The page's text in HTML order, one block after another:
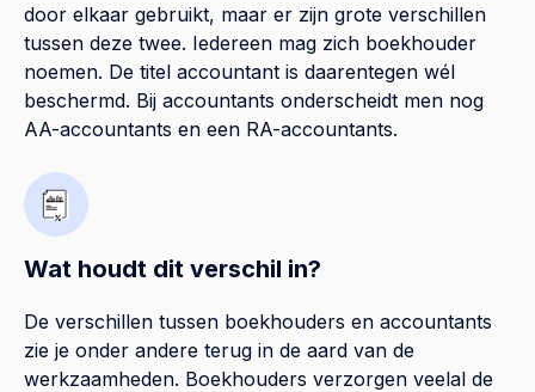
door elkaar gebruikt, maar er zijn grote verschillen
tussen deze twee. Iedereen mag zich boekhouder
noemen. De titel accountant is daarentegen wél
beschermd. Bij accountants onderscheidt men nog
AA-accountants en een RA-accountants.
Wat houdt dit verschil in?
De verschillen tussen boekhouders en accountants
zie je onder andere terug in de aard van de
werkzaamheden. Boekhouders verzorgen veelal de